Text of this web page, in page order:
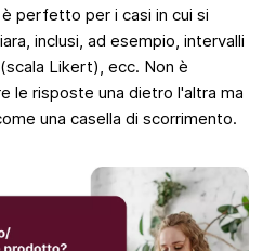
perfetto per i casi in cui si
inclusi, ad esempio, intervalli
Likert), ecc. Non è
le risposte una dietro l'altra ma
una casella di scorrimento.